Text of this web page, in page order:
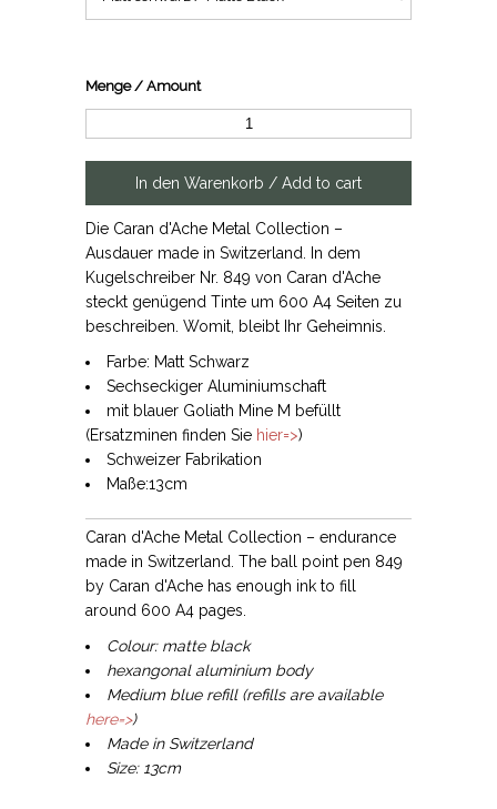
Menge / Amount
Die Caran d'Ache Metal Collection –
Ausdauer made in Switzerland. In dem
Kugelschreiber Nr. 849 von Caran d'Ache
steckt genügend Tinte um 600 A4 Seiten zu
beschreiben. Womit, bleibt Ihr Geheimnis.
Farbe: Matt Schwarz
Sechseckiger Aluminiumschaft
mit blauer Goliath Mine M befüllt
(Ersatzminen finden Sie hier=>)
Schweizer Fabrikation
Maße:13cm
Caran d'Ache Metal Collection – endurance
made in Switzerland. The ball point pen 849
by Caran d'Ache has enough ink to fill
around 600 A4 pages.
Colour: matte black
hexangonal aluminium body
Medium blue refill (refills are available
here=>)
Made in Switzerland
Size: 13cm